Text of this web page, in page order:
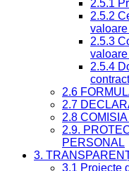
2.5.1
2.5.2
2.5.3
2.5.4
2.6
2.7
2.8
2.9.
PERSONAL
3.
3.1 Proiecte